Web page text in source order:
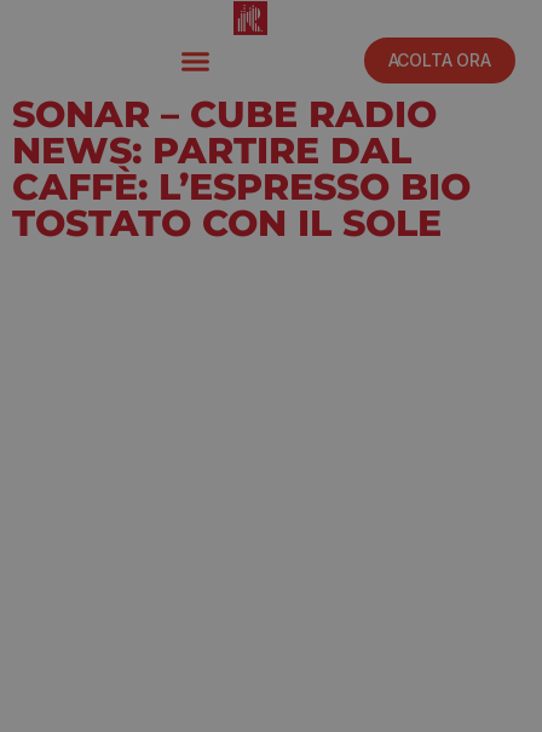
ACOLTA ORA
SONAR – CUBE RADIO
NEWS: PARTIRE DAL
CAFFÈ: L’ESPRESSO BIO
TOSTATO CON IL SOLE